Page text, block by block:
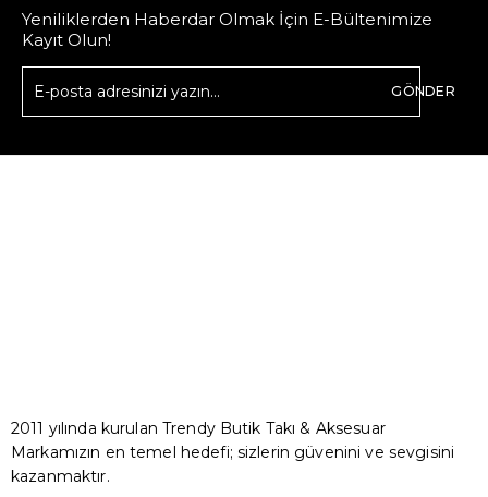
Yeniliklerden Haberdar Olmak İçin E-Bültenimize
Kayıt Olun!
GÖNDER
2011 yılında kurulan Trendy Butik Takı & Aksesuar
Markamızın en temel hedefi; sizlerin güvenini ve sevgisini
kazanmaktır.